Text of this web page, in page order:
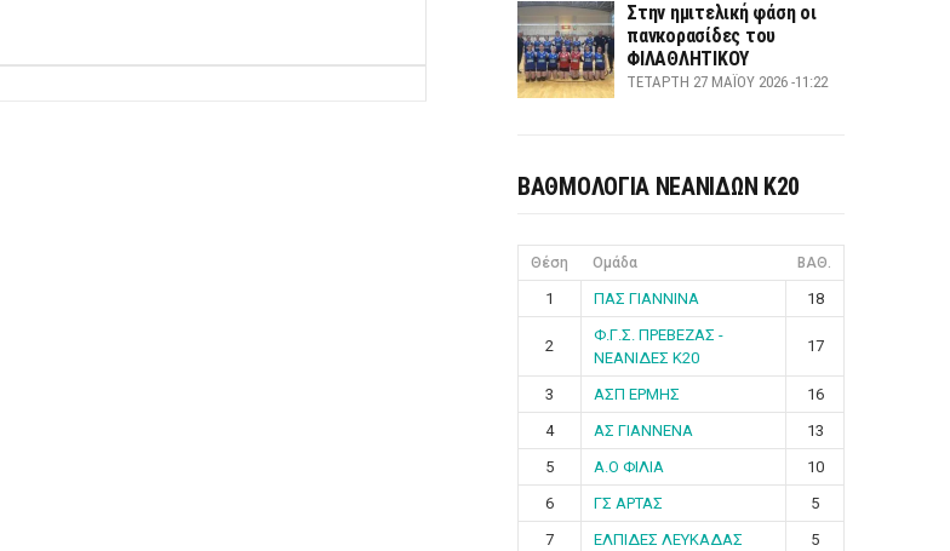
Στην ημιτελική φάση οι
πανκορασίδες του
ΦΙΛΑΘΛΗΤΙΚΟΥ
ΤΕΤΆΡΤΗ 27 ΜΑΪ́ΟΥ 2026 -11:22
ΒΑΘΜΟΛΟΓΙΑ ΝΕΑΝΙΔΩΝ Κ20
Θέση Ομάδα ΒΑΘ.
1 ΠΑΣ ΓΙΑΝΝΙΝΑ 18
2
Φ.Γ.Σ. ΠΡΕΒΕΖΑΣ -
ΝΕΑΝΙΔΕΣ Κ20
17
3 ΑΣΠ ΕΡΜΗΣ
16
4
ΑΣ ΓΙΑΝΝΕΝΑ
13
5
Α.Ο ΦΙΛΙΑ
10
6
ΓΣ ΑΡΤΑΣ
5
7
ΕΛΠΙΔΕΣ ΛΕΥΚΑΔΑΣ
5